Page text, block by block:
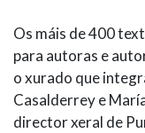
Os máis de 400
para autoras e
o xurado que
Casalderrey e
director xeral de